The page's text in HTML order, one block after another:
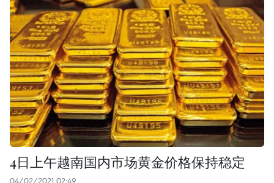
4日上午越南国内市场黄金价格保持稳定
04/02/2021 02:49